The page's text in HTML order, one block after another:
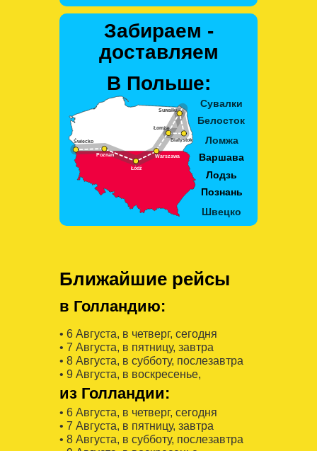
Забираем -
доставляем
В Польше:
Ближайшие рейсы
в Голландию:
• 6 Августa, в четверг, сегодня
• 7 Августa, в пятницу, завтра
• 8 Августa, в субботу, послезавтра
• 9 Августa, в воскресенье,
из Голландии:
• 6 Августa, в четверг, сегодня
• 7 Августa, в пятницу, завтра
• 8 Августa, в субботу, послезавтра